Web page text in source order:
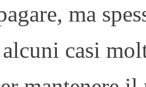
ma
casi